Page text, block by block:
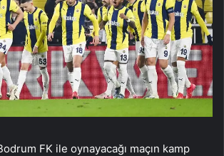
FK ile oynayacağı maçın kamp